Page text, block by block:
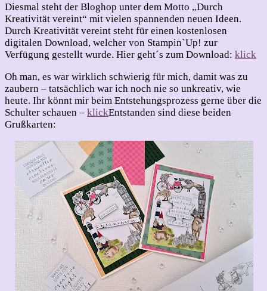
Diesmal steht der Bloghop unter dem Motto „Durch
Kreativität vereint“ mit vielen spannenden neuen Ideen.
Durch Kreativität vereint steht für einen kostenlosen
digitalen Download, welcher von Stampin`Up! zur
Verfügung gestellt wurde. Hier geht´s zum Download: klick
Oh man, es war wirklich schwierig für mich, damit was zu
zaubern – tatsächlich war ich noch nie so unkreativ, wie
heute. Ihr könnt mir beim Entstehungsprozess gerne über die
Schulter schauen – klickEntstanden sind diese beiden
Grußkarten: